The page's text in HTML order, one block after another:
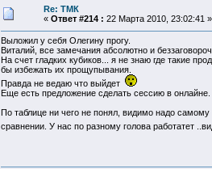
Re: ТМК
« Ответ #214 : 22 Марта 2010, 23:02:41 »
Выложил у себя Олегину прогу.
Виталий, все замечания абсолютно и
На счет гладких кубиков... я не знаю где такие
бы избежать их прощупывания.
Правда не ведаю что выйдет
Еще есть предложение сделать сессию в
По таблице ни чего не понял, видимо надо
сравнении. У нас по разному голова работатет